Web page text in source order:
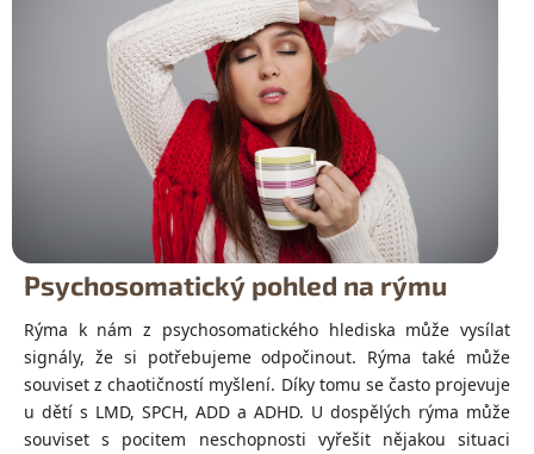
Psychosomatický pohled na rýmu
Rýma k nám z psychosomatického hlediska může vysílat
signály, že si potřebujeme odpočinout. Rýma také může
souviset z chaotičností myšlení. Díky tomu se často projevuje
u dětí s LMD, SPCH, ADD a ADHD. U dospělých rýma může
souviset s pocitem neschopnosti vyřešit nějakou situaci